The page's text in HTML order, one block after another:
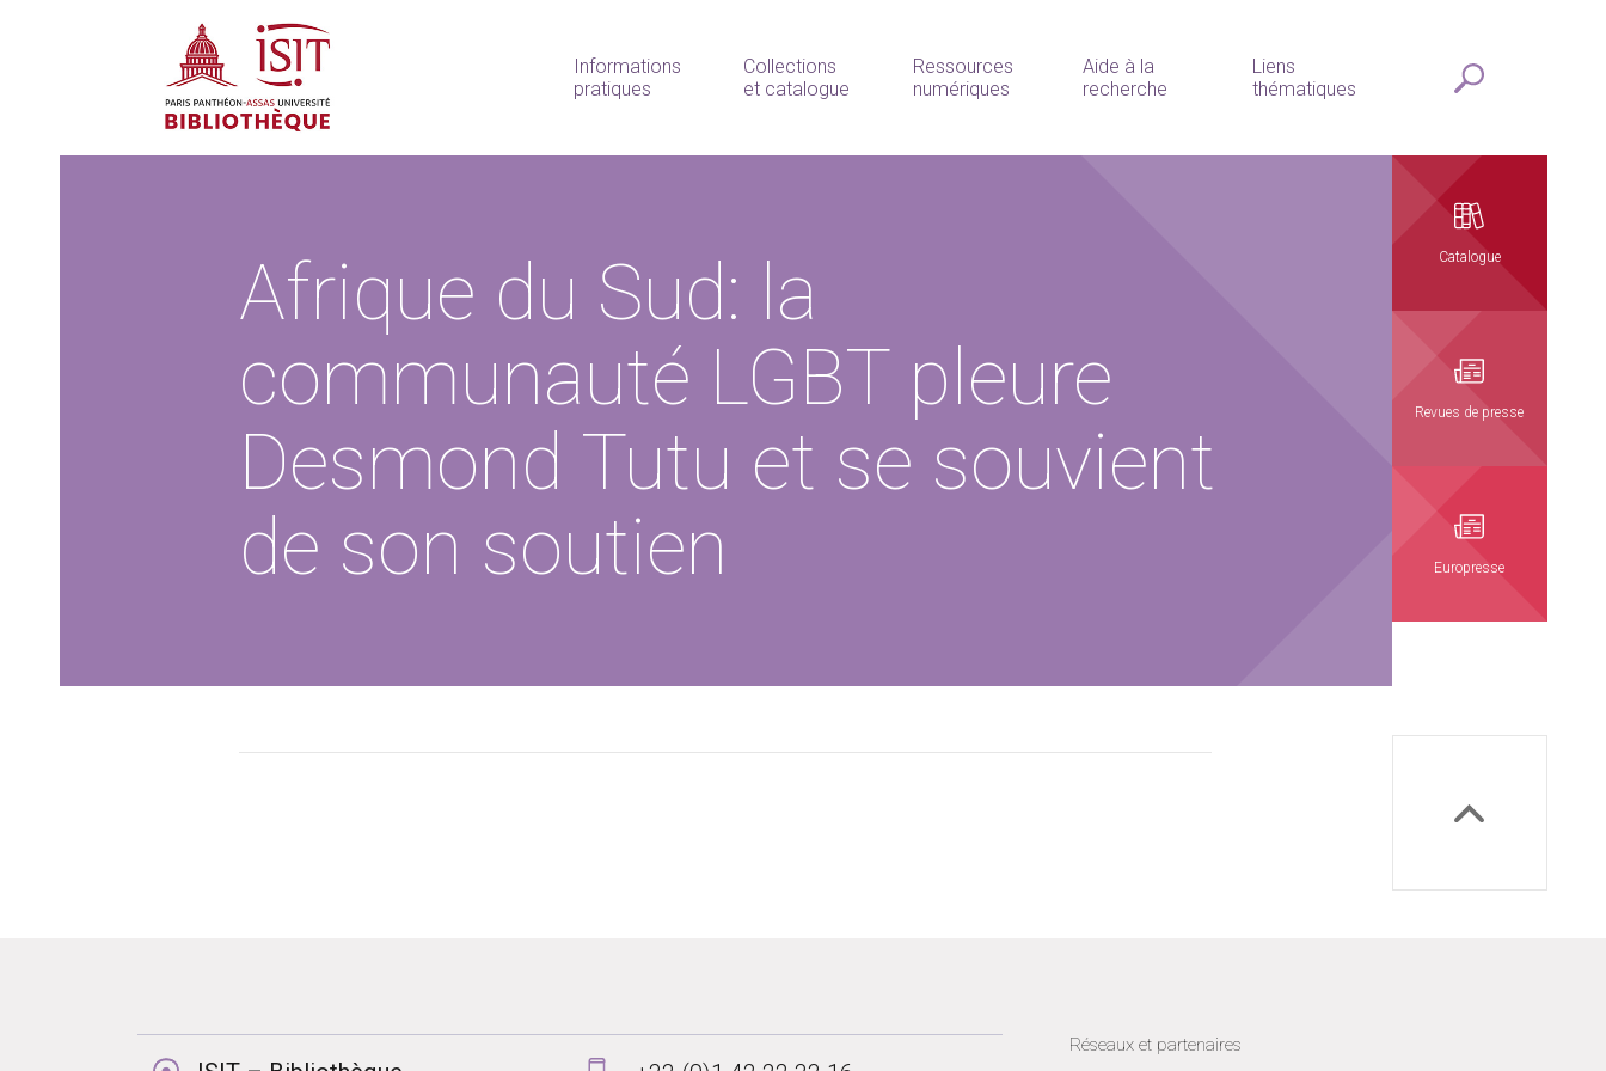
Informations
pratiques
Collections
et catalogue
Ressources
numériques
Aide à la
recherche
Liens
thématiques
Afrique du Sud: la
communauté LGBT pleure
Desmond Tutu et se souvient
de son soutien
Catalogue
Revues de presse
Europresse
Réseaux et partenaires